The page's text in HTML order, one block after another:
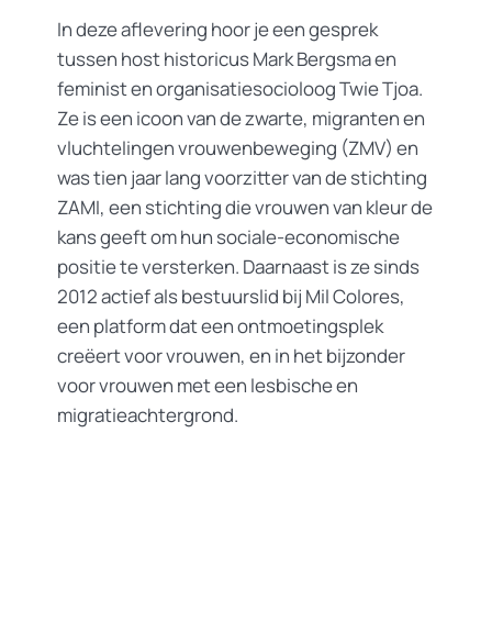
In deze aflevering hoor je een gesprek
tussen host historicus Mark Bergsma en
feminist en organisatiesocioloog Twie Tjoa.
Ze is een icoon van de zwarte, migranten en
vluchtelingen vrouwenbeweging (ZMV) en
was tien jaar lang voorzitter van de stichting
ZAMI, een stichting die vrouwen van kleur de
kans geeft om hun sociale-economische
positie te versterken. Daarnaast is ze sinds
2012 actief als bestuurslid bij Mil Colores,
een platform dat een ontmoetingsplek
creëert voor vrouwen, en in het bijzonder
voor vrouwen met een lesbische en
migratieachtergrond.